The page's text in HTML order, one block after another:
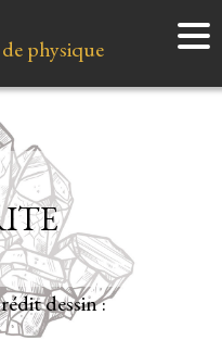
Accueil
Instruments
Liens et ressources
physique
dessin :